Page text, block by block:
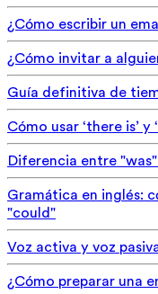
¿Cómo escribir un
¿Cómo invitar a
Guía definitiva de
Cómo usar ‘there is’ y
Diferencia entre
Gramática en inglés:
"could"
Voz activa y voz
¿Cómo preparar una